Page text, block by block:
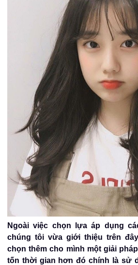
Ngoài việc chọn lựa áp dụng
chúng tôi vừa giới thiệu trên
chọn thêm cho mình một giải
tốn thời gian hơn đó chính là sử